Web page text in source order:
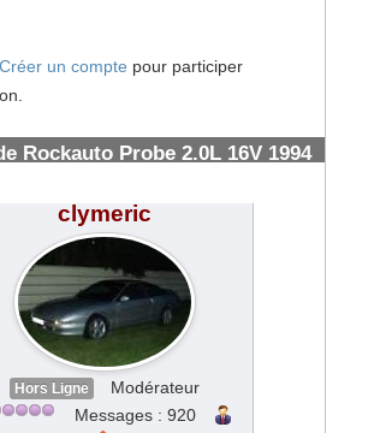
Créer un compte pour participer
Rockauto Probe 2.0L 16V 1994
clymeric
Hors Ligne
Modérateur
Messages : 920